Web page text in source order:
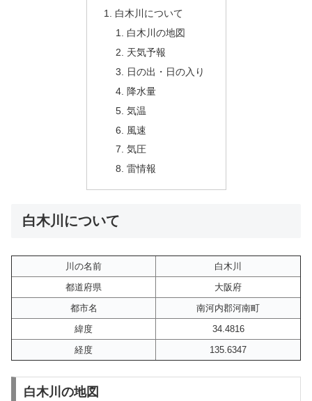
白木川について
白木川の地図
天気予報
日の出・日の入り
降水量
気温
風速
気圧
雷情報
白木川について
川の名前
白木川
都道府県
大阪府
都市名
南河内郡河南町
緯度
34.4816
経度
135.6347
白木川の地図